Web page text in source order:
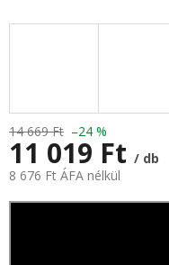
14 669 Ft –24 %
11 019 Ft / db
8 676 Ft ÁFA nélkül
Egységár: